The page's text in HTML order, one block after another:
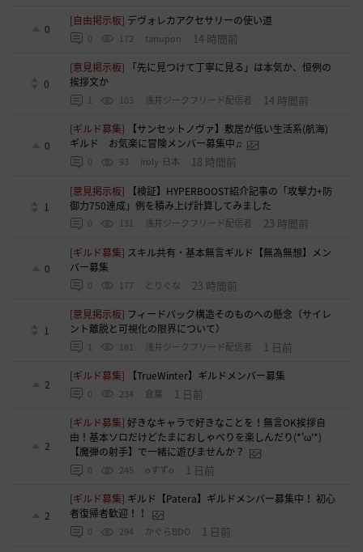
0
[自由掲示板] デヴォレカアクセサリーの使い道
0 172 tanupon 14 時間前
0
[意見掲示板]
「先に見つけて丁寧に見る」は本気か、恒例の
挨拶文か
1 103 浅井ジークフリード配信者 14 時間前
0
[ギルド募集]
【サンセットノヴァ】敷居が低い生活系(航海)
ギルド お気楽に冒険メンバー募集中♫
0 93 Iroly-日本 18 時間前
1
[意見掲示板]
【検証】HYPERBOOST紹介記事の「攻撃力+防
御力750達成」例を積み上げ計算してみました
0 131 浅井ジークフリード配信者 23 時間前
0
[ギルド募集] スキル共有・基本無言ギルド【無為無想】メン
バー募集
0 177 とりぐな 23 時間前
1
[意見掲示板] フィードバック構造そのものへの懸念（サイレ
ント離脱と可視化の限界について）
1 181 浅井ジークフリード配信者 1 日前
2
[ギルド募集] 【TrueWinter】ギルドメンバー募集
0 234 倉葉 1 日前
2
[ギルド募集]好きなキャラで好きなことを！無言OK挨拶自
由！基本ソロだけどたまにおしゃべりを楽しんだり(*'ω'*)
【魔弾の射手】で一緒に遊びませんか？
0 245 oすずo 1 日前
2
[ギルド募集] ギルド【Patera】ギルドメンバー募集中！ 初心
者復帰者歓迎！！
0 294 かぐらBDO 1 日前